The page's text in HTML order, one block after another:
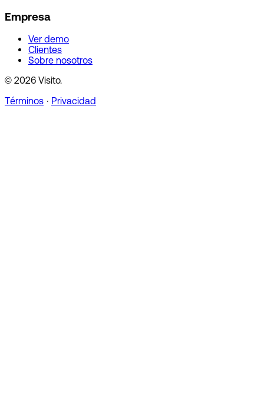
Empresa
Ver demo
Clientes
Sobre nosotros
© 2026 Visito.
Términos · Privacidad